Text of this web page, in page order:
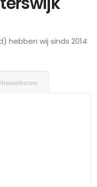
hebben wij sinds 2014